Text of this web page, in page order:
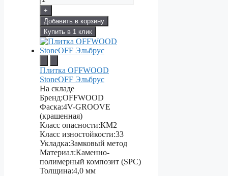
+
Добавить в корзину
Купить в 1 клик
Плитка OFFWOOD
StoneOFF Эльбрус
На складе
Бренд:OFFWOOD
Фаска:4V-GROOVE
(крашенная)
Класс опасности:КМ2
Класс изностойкости:33
Укладка:Замковый метод
Материал:Каменно-
полимерный композит (SPC)
Толщина:4,0 мм